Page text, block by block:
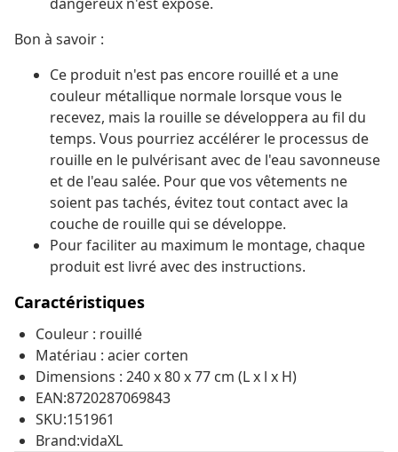
Bon à savoir :
Ce produit n'est pas encore rouillé et a une
couleur métallique normale lorsque vous le
recevez, mais la rouille se développera au fil du
temps. Vous pourriez accélérer le processus de
rouille en le pulvérisant avec de l'eau savonneuse
et de l'eau salée. Pour que vos vêtements ne
soient pas tachés, évitez tout contact avec la
couche de rouille qui se développe.
Pour faciliter au maximum le montage, chaque
produit est livré avec des instructions.
Caractéristiques
Couleur : rouillé
Matériau : acier corten
Dimensions : 240 x 80 x 77 cm (L x l x H)
EAN:8720287069843
SKU:151961
Brand:vidaXL